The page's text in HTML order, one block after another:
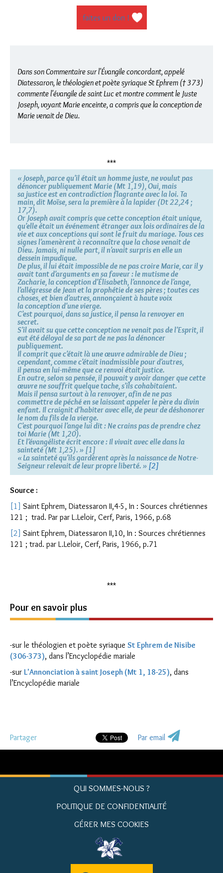
faites un don !
Dans son Commentaire sur l'Évangile concordant, appelé
Diatessaron,le théologien et poète syriaque St Ephrem († 373)
commente l'évangile de saint Luc et montre comment le Juste
Joseph, voyant Marie enceinte, a compris que la conception de
Marie venait de Dieu.
***
« Joseph, parce qu'il était un homme juste, ne voulut pas
dénoncer publiquement Marie (Mt 1,19), Oui, mais
sa justice est en contradiction flagrante avec la loi. Ta
main, dit Moïse, sera la première à la lapider (Dt 22,24 ;
17,7).
Or Joseph avait compris que cette conception était unique,
qu'elle était un événement étranger aux lois ordinaires de la
vie et aux conceptions qui sont le fruit du mariage. Tous ces
signesl'amenèrentà reconnaître que la chose venait de
Dieu. Jamais, ni nulle part, il n'avait surpris en elle un
dessein impudique.
De plus, il lui était impossible de ne pas croire Marie, car il y
avait tant d'arguments en sa faveur : le mutisme de
Zacharie, la conception d'Élisabeth, l'annonce del'ange,
l'allégresse de Jean et la prophétie de ses pères ; toutes ces
choses, et bien d'autres, annonçaient à haute voix
la conception d'une vierge.
C'est pourquoi, dans sa justice, il pensa la renvoyer en
secret.
S'il avait su que cette conception ne venait pas de l'Esprit, il
eut été déloyal de sa part de ne pas la dénoncer
publiquement.
Il comprit que c'était là une œuvre admirable de Dieu ;
cependant, comme c'était inadmissible pour d'autres,
il pensa en lui-même que ce renvoi était justice.
En outre, selon sa pensée, il pouvait y avoir danger que cette
œuvre ne souffrit quelque tache, s'ils cohabitaient.
Mais il pensa surtout à la renvoyer, afin de ne pas
commettre de péché en se laissant appeler le père du divin
enfant. Il craignit d'habiter avec elle, de peur de déshonorer
le nom du fils de lavierge.
C'est pourquoil'angelui dit : Ne crains pas de prendre chez
toi Marie (Mt 1,20).
Et l'évangéliste écrit encore : Il vivait avec elle dans la
sainteté (Mt 1,25). » [1]
« La sainteté qu'ils gardèrent après la naissance de Notre-
Seigneurrelevait de leur propre liberté. » [2]
Source :
[1] Saint Ephrem, Diatessaron II,4-5, In : Sources chrétiennes
121 ; trad. Par par L.Leloir, Cerf, Paris, 1966, p.68
[2] Saint Ephrem, Diatessaron II,10, In : Sources chrétiennes
121 ; trad. par L.Leloir, Cerf, Paris, 1966, p.71
***
Pour en savoir plus
-sur le théologien et poète syriaque St Ephrem de Nisibe
(306-373), dans l’Encyclopédie mariale
-sur L'Annonciation à saint Joseph (Mt 1, 18-25), dans
l’Encyclopédie mariale
Partager Par email
QUI SOMMES-NOUS ?
POLITIQUE DE CONFIDENTIALITÉ
GÉRER MES COOKIES